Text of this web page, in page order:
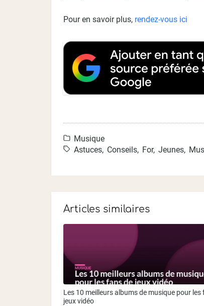
Pour en savoir plus, rendez-vous ici
Musique
Astuces, Conseils, For, Jeunes,
Articles similaires
Les 10 meilleurs albums de musique pour les
jeux vidéo